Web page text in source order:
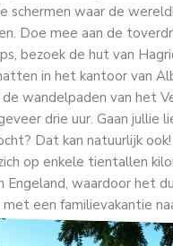
schermen waar de
Doe mee aan de
bezoek de hut van
in het kantoor van
wandelpaden van het
drie uur. Gaan jullie
Dat kan natuurlijk
op enkele tientallen
Engeland, waardoor het
met een familievakantie